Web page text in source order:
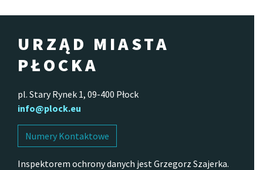
URZĄD MIASTA
PŁOCKA
pl. Stary Rynek 1, 09-400 Płock
info@plock.eu
Numery Kontaktowe
Inspektorem ochrony danych jest Grzegorz Szajerka.